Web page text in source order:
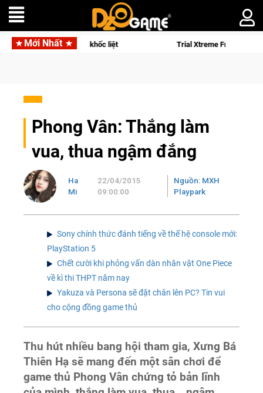
Mới Nhất
lịch sử khốc liệt Trial Xtreme Freedom – Game đua xe mô
Phong Vân: Thắng làm
vua, thua ngậm đắng
Ha
Mi
22/04/2015
09:00:00
Nguồn: MXH
Playpark
Sony chính thức đánh tiếng về thế hệ console mới:
PlayStation 5
Chết cười khi phỏng vấn dàn nhân vật One Piece
về kì thi THPT năm nay
Yakuza và Persona sẽ đặt chân lên PC? Tin vui
cho cộng đồng game thủ
Thu hút nhiều bang hội tham gia, Xưng Bá
Thiên Hạ sẽ mang đến một sân chơi để
game thủ Phong Vân chứng tỏ bản lĩnh